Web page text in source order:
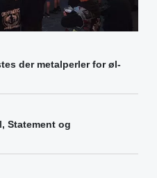
der metalperler for øl-
Statement og